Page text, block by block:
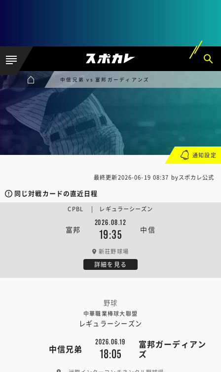
中信兄弟 vs 富邦ガーディアンズ
最終更新2026-06-19 08:37 byスポカレ公式
同じ対戦カードの直近日程
富邦
2026.08.12
19:35 中信
CPBL | レギュラーシーズン
新荘野球場
詳細を見る
野球
中華職業棒球大聯盟
レギュラーシーズン
中信兄弟
2026.06.19
18:05
富邦ガーディアン
ズ
通知設定